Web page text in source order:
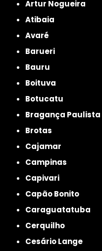
Artur Nogueira
Atibaia
Avaré
Barueri
Bauru
Boituva
Botucatu
Bragança Paulista
Brotas
Cajamar
Campinas
Capivari
Capão Bonito
Caraguatatuba
Cerquilho
Cesário Lange